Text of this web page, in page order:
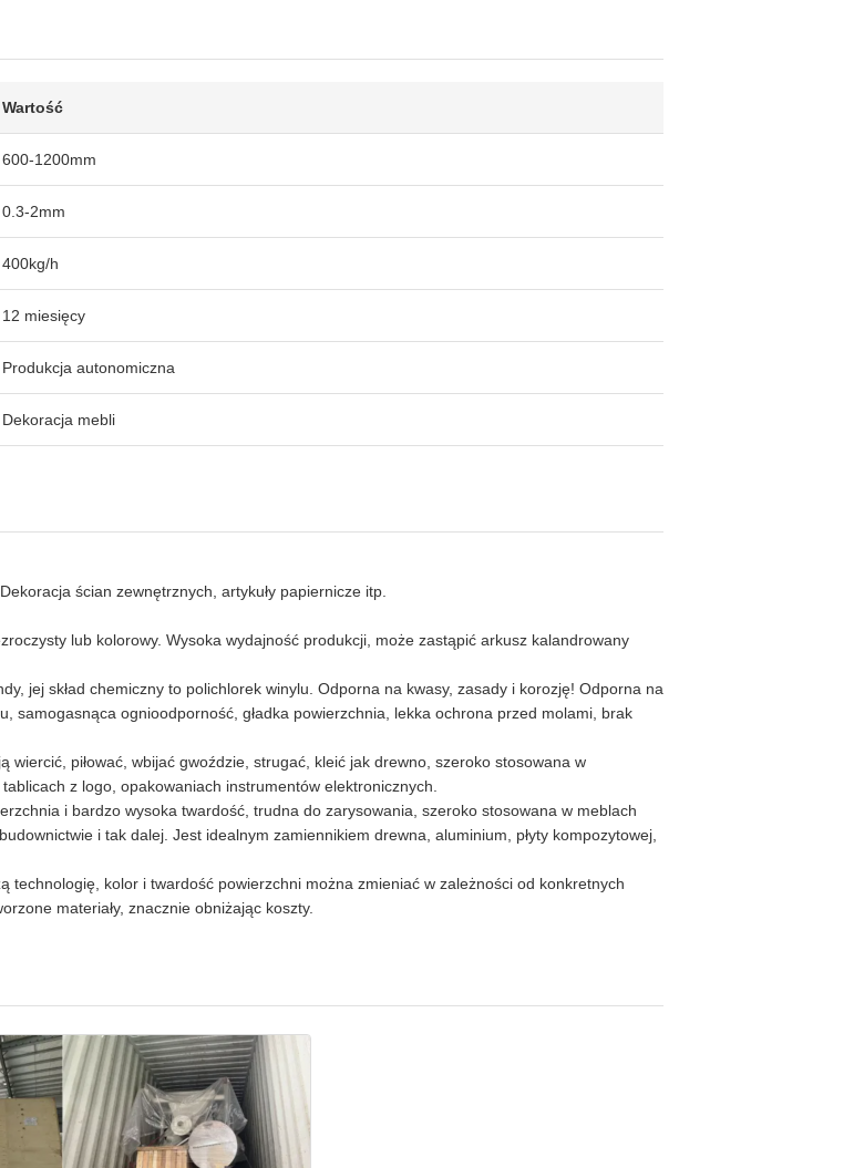
Wartość
600-1200mm
0.3-2mm
400kg/h
12 miesięcy
Produkcja autonomiczna
Dekoracja mebli
ścian zewnętrznych, artykuły papiernicze itp.
lub kolorowy. Wysoka wydajność produkcji, może zastąpić arkusz kalandrowany
jej skład chemiczny to polichlorek winylu. Odporna na kwasy, zasady i korozję! Odporna na
samogasnąca ognioodporność, gładka powierzchnia, lekka ochrona przed molami, brak
wiercić, piłować, wbijać gwoździe, strugać, kleić jak drewno, szeroko stosowana w
z logo, opakowaniach instrumentów elektronicznych.
i bardzo wysoka twardość, trudna do zarysowania, szeroko stosowana w meblach
i tak dalej. Jest idealnym zamiennikiem drewna, aluminium, płyty kompozytowej,
technologię, kolor i twardość powierzchni można zmieniać w zależności od konkretnych
materiały, znacznie obniżając koszty.